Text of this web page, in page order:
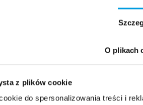
O plikach
z plików cookie
do spersonalizowania treści i